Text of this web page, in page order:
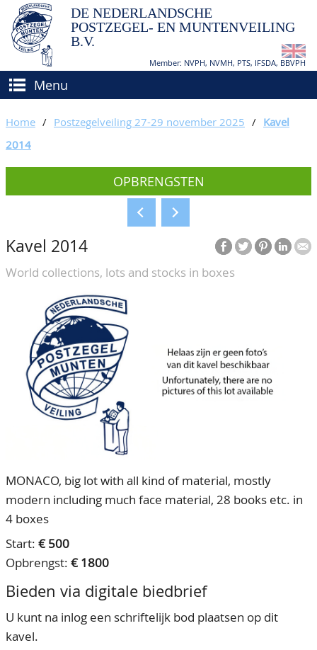
DE NEDERLANDSCHE
POSTZEGEL- EN MUNTENVEILING
B.V.
Member: NVPH, NVMH, PTS, IFSDA, BBVPH
Menu
(VER)KOPEN
Hoe verkopen?
Hoe kopen?
BIEDEN
TAXATIES
CATALOGI/OPBRENGSTEN
KEURINGSDIENST
OVER ONS
Ons Team
80 jarig bestaan
CONTACT
ACCOUNT
Home / Postzegelveiling 27-29 november 2025 / Kavel
2014
OPBRENGSTEN
Kavel 2014
World collections, lots and stocks in boxes
MONACO, big lot with all kind of material, mostly
modern including much face material, 28 books etc. in
4 boxes
Start: € 500
Opbrengst: € 1800
Bieden via digitale biedbrief
U kunt na inlog een schriftelijk bod plaatsen op dit
kavel.